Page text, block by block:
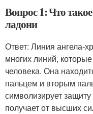
Вопрос 1: Что
ладони
Ответ: Линия ангела-
многих линий,
человека. Она
пальцем и вторым
символизирует
получает от высших